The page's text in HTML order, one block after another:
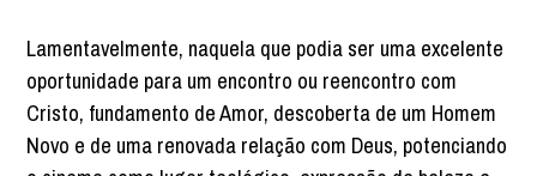
Lamentavelmente, naquela que podia ser uma excelente
oportunidade para um encontro ou reencontro com
Cristo, fundamento de Amor, descoberta de um Homem
Novo e de uma renovada relação com Deus, potenciando